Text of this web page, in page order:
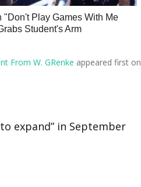
"Don't Play Games With Me
Student's Arm
From W. GRenke appeared first on
expand” in September